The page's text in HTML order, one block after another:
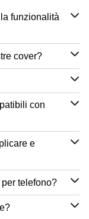
funzionalità
cover?
con
e
telefono?